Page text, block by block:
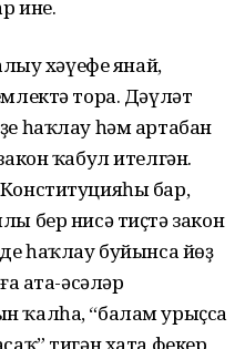
ине.
хәүефе янай,
тора. Дәүләт
һаҡлау һәм артабан
ҡабул ителгән.
бар,
бер нисә тиҫтә закон
һаҡлау буйынса йөҙ
ата-әсәләр
ҡалһа, “балам урыҫса